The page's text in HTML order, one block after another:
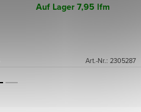
Auf Lager 7,95 lfm
Art.-Nr.: 2305287